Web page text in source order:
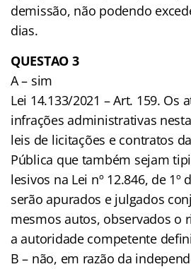
demissão, não podendo
dias.
QUESTAO 3
A – sim
Lei 14.133/2021 – Art. 159. Os
infrações administrativas
leis de licitações e contratos
Pública que também sejam
lesivos na Lei nº 12.846, de 1º
serão apurados e julgados
mesmos autos, observados o
a autoridade competente
B – não, em razão da